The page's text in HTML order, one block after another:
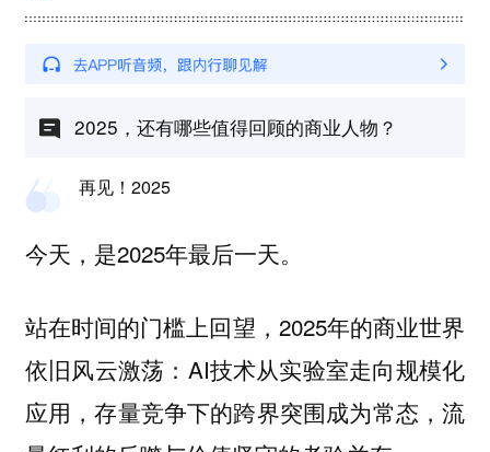
2025，还有哪些值得回顾的商业人物？
再见！2025
今天，是2025年最后一天。
站在时间的门槛上回望，2025年的商业世界
依旧风云激荡：AI技术从实验室走向规模化
应用，存量竞争下的跨界突围成为常态，流